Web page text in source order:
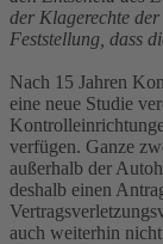
der Klagerechte
Feststellung, dass
Nach 15 Jahren
eine neue Studie
verfügen. Ganze
außerhalb der
deshalb einen
auch weiterhin